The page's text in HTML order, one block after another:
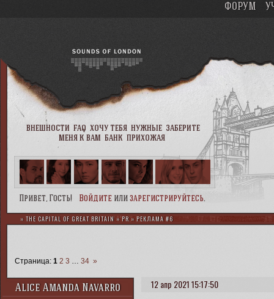
внешности faq хочу тебя нужные заберите
меня к вам банк прихожая
ФОРУМ
Привет, Гость! Войдитеили зарегистрируйтесь.
» THE CAPITAL OF GREAT BRITAIN »PR » РЕКЛАМА #6
Страница: 1 2 3 34 »
12 апр 2021 15:17:50
Alice Amanda Navarro